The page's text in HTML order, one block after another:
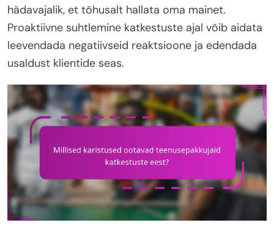
hädavajalik, et tõhusalt hallata oma mainet.
Proaktiivne suhtlemine katkestuste ajal võib aidata
leevendada negatiivseid reaktsioone ja edendada
usaldust klientide seas.